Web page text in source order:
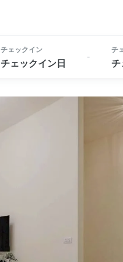
チェックイン
チェックイン日
-
チ
チ